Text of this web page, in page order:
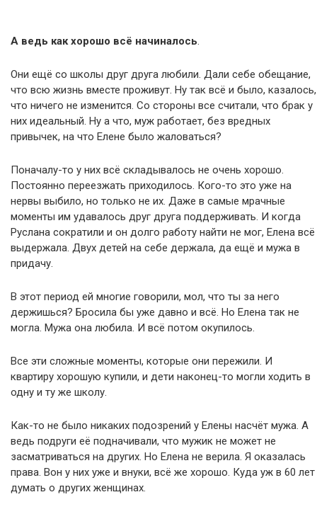
А ведь как хорошо всё начиналось.
Они ещё со школы друг друга любили. Дали себе обещание,
что всю жизнь вместе проживут. Ну так всё и было, казалось,
что ничего не изменится. Со стороны все считали, что брак у
них идеальный. Ну а что, муж работает, без вредных
привычек, на что Елене было жаловаться?
Поначалу-то у них всё складывалось не очень хорошо.
Постоянно переезжать приходилось. Кого-то это уже на
нервы выбило, но только не их. Даже в самые мрачные
моменты им удавалось друг друга поддерживать. И когда
Руслана сократили и он долго работу найти не мог, Елена всё
выдержала. Двух детей на себе держала, да ещё и мужа в
придачу.
В этот период ей многие говорили, мол, что ты за него
держишься? Бросила бы уже давно и всё. Но Елена так не
могла. Мужа она любила. И всё потом окупилось.
Все эти сложные моменты, которые они пережили. И
квартиру хорошую купили, и дети наконец-то могли ходить в
одну и ту же школу.
Как-то не было никаких подозрений у Елены насчёт мужа. А
ведь подруги её подначивали, что мужик не может не
засматриваться на других. Но Елена не верила. Я оказалась
права. Вон у них уже и внуки, всё же хорошо. Куда уж в 60 лет
думать о других женщинах.